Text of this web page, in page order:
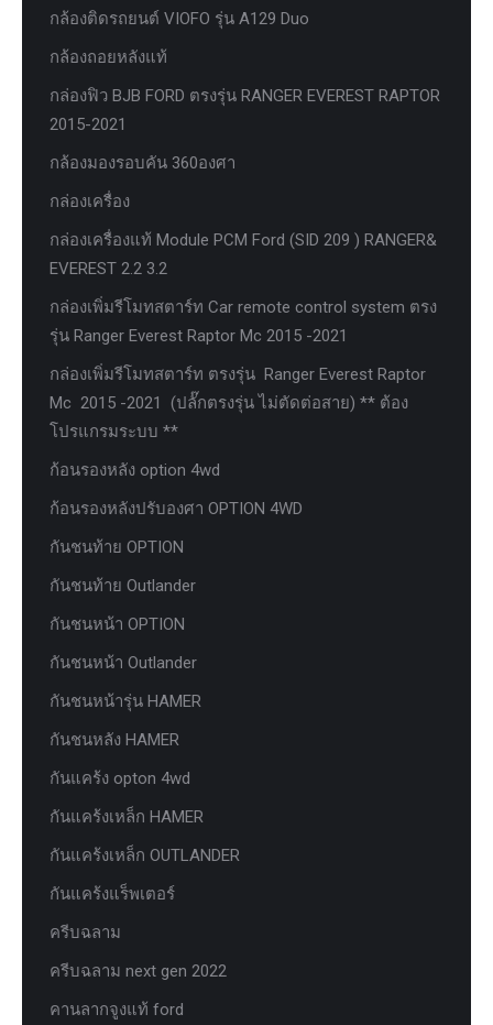
กล้องติดรถยนต์ VIOFO รุ่น A129 Duo
กล้องถอยหลังแท้
กล่องฟิว BJB FORD ตรงรุ่น RANGER EVEREST RAPTOR
2015-2021
กล้องมองรอบคัน 360องศา
กล่องเครื่อง
กล่องเครื่องแท้ Module PCM Ford (SID 209 ) RANGER&
EVEREST 2.2 3.2
กล่องเพิ่มรีโมทสตาร์ท Car remote control system ตรง
รุ่น Ranger Everest Raptor Mc 2015 -2021
กล่องเพิ่มรีโมทสตาร์ท ตรงรุ่น Ranger Everest Raptor
Mc 2015 -2021 (ปลั๊กตรงรุ่น ไม่ตัดต่อสาย) ** ต้อง
โปรแกรมระบบ **
ก้อนรองหลัง option 4wd
ก้อนรองหลังปรับองศา OPTION 4WD
กันชนท้าย OPTION
กันชนท้าย Outlander
กันชนหน้า OPTION
กันชนหน้า Outlander
กันชนหน้ารุ่น HAMER
กันชนหลัง HAMER
กันแคร้ง opton 4wd
กันแคร้งเหล็ก HAMER
กันแคร้งเหล็ก OUTLANDER
กันแคร้งแร็พเตอร์
ครีบฉลาม
ครีบฉลาม next gen 2022
คานลากจูงแท้ ford